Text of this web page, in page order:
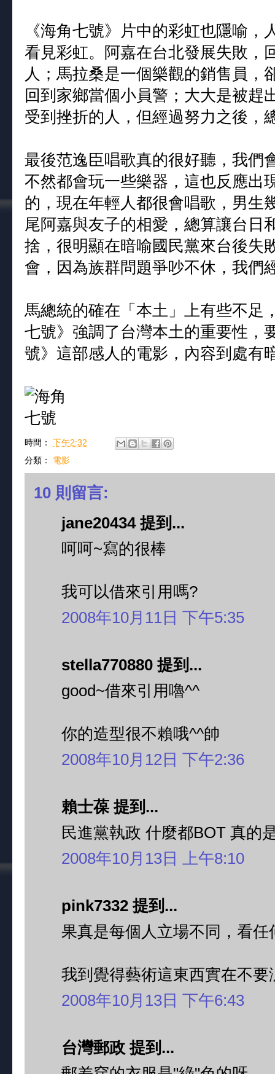
《海角七號》片中的彩虹也隱喻
看見彩虹。阿嘉在台北發展失敗，
人；馬拉桑是一個樂觀的銷售員，
回到家鄉當個小員警；大大是被趕
受到挫折的人，但經過努力之後，
最後范逸臣唱歌真的很好聽，我們
不然都會玩一些樂器，這也反應出
的，現在年輕人都很會唱歌，男生
尾阿嘉與友子的相愛，總算讓台日
捨，很明顯在暗喻國民黨來台後失
會，因為族群問題爭吵不休，我們
馬總統的確在「本土」上有些不足
七號》強調了台灣本土的重要性，
號》這部感人的電影，內容到處有
時間： 下午2:32
分類： 電影
10 則留言:
jane20434 提到...
呵呵~寫的很棒
我可以借來引用嗎?
2008年10月11日 下午5:35
stella770880 提到...
good~借來引用嚕^^
你的造型很不賴哦^^帥
2008年10月12日 下午2:36
賴士葆 提到...
民進黨執政 什麼都BOT 真的
2008年10月13日 上午8:10
pink7332 提到...
果真是每個人立場不同，看
我到覺得藝術這東西實在不要
2008年10月13日 下午6:43
台灣郵政 提到...